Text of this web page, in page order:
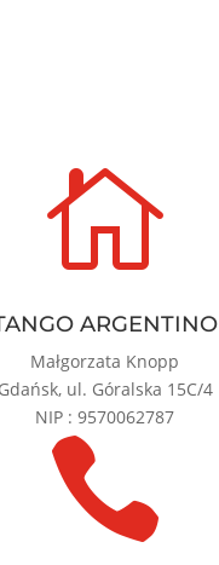

ARGENTINO
Małgorzata Knopp
Gdańsk, ul. Góralska 15C/4
NIP : 9570062787
